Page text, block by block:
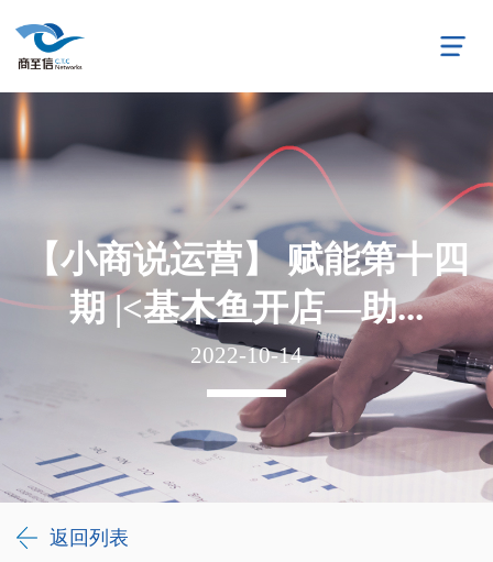
【小商说运营】 赋能第十四
期 |<基木鱼开店—助...
2022-10-14
返回列表